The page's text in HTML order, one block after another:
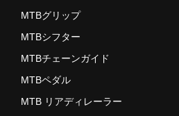
ASSOS PROSHOP NAGOYA
ご利用ガイド
プライバシーポリシー
店舗ホームページ
MTBグリップ
MTBシフター
MTBチェーンガイド
MTBペダル
MTB リアディレーラー